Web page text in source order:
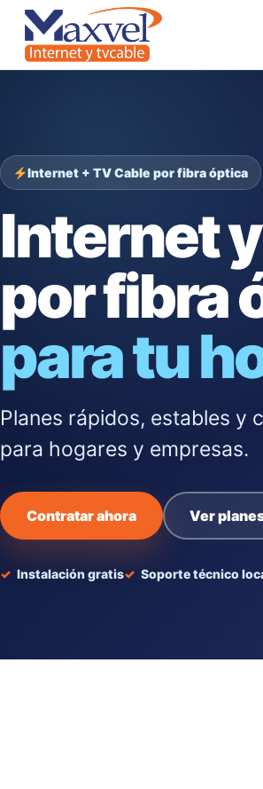
Internet + TV Cable por fibra óptica
Internet
por fibra
para tu
Planes rápidos, estables y
para hogares y empresas.
Contratar ahora Ver
Instalación gratis Soporte técnico